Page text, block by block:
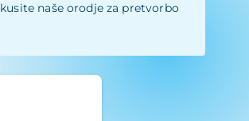
naše orodje za pretvorbo